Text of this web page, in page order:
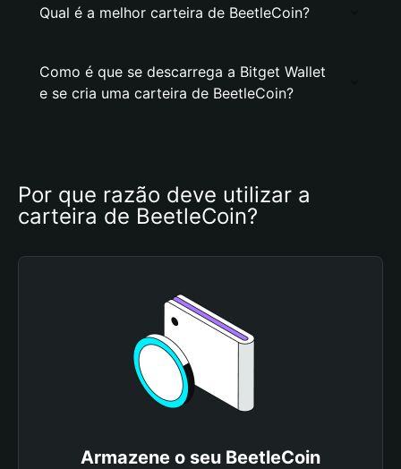
Qual é a melhor carteira de BeetleCoin?
Como é que se descarrega a Bitget Wallet
e se cria uma carteira de BeetleCoin?
Por que razão deve utilizar a
carteira de BeetleCoin?
Armazene o seu BeetleCoin